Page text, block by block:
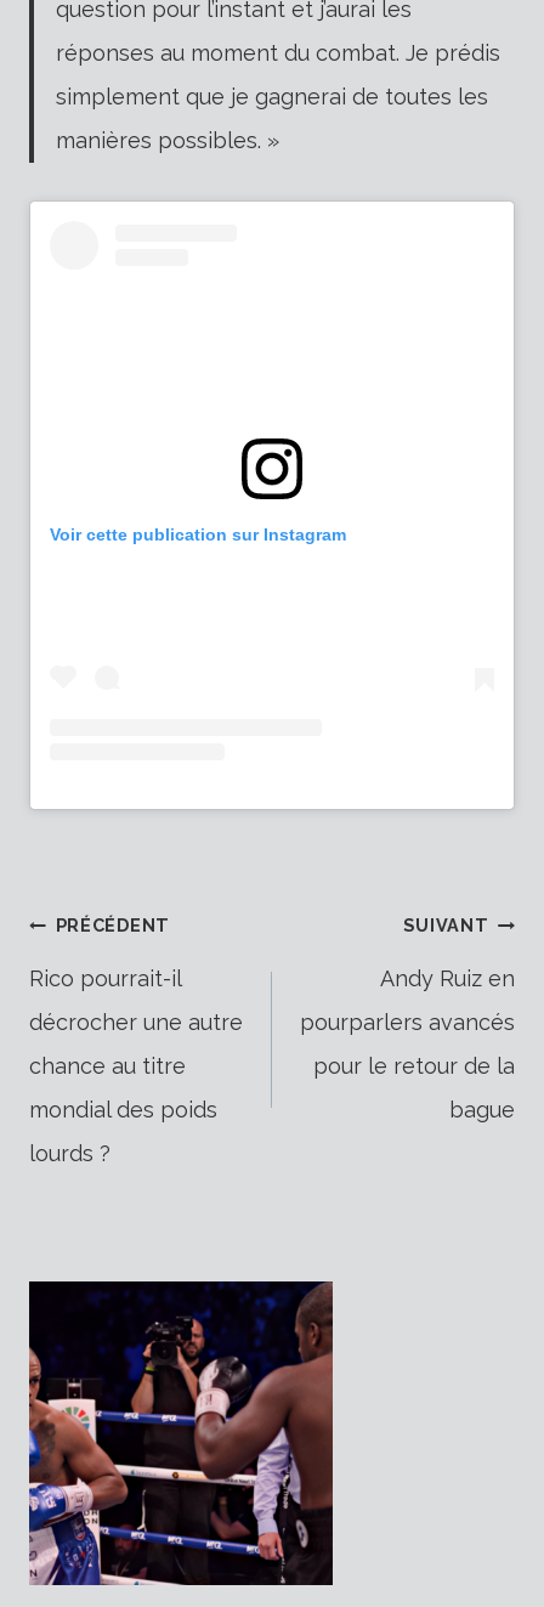
question pour l’instant et j’aurai les
réponses au moment du combat. Je prédis
simplement que je gagnerai de toutes les
manières possibles. »
Voir cette publication sur Instagram
Navigation
de
l’article
PRÉCÉDENT
Rico pourrait-il
décrocher une autre
chance au titre
mondial des poids
lourds ?
SUIVANT
Andy Ruiz en
pourparlers avancés
pour le retour de la
bague